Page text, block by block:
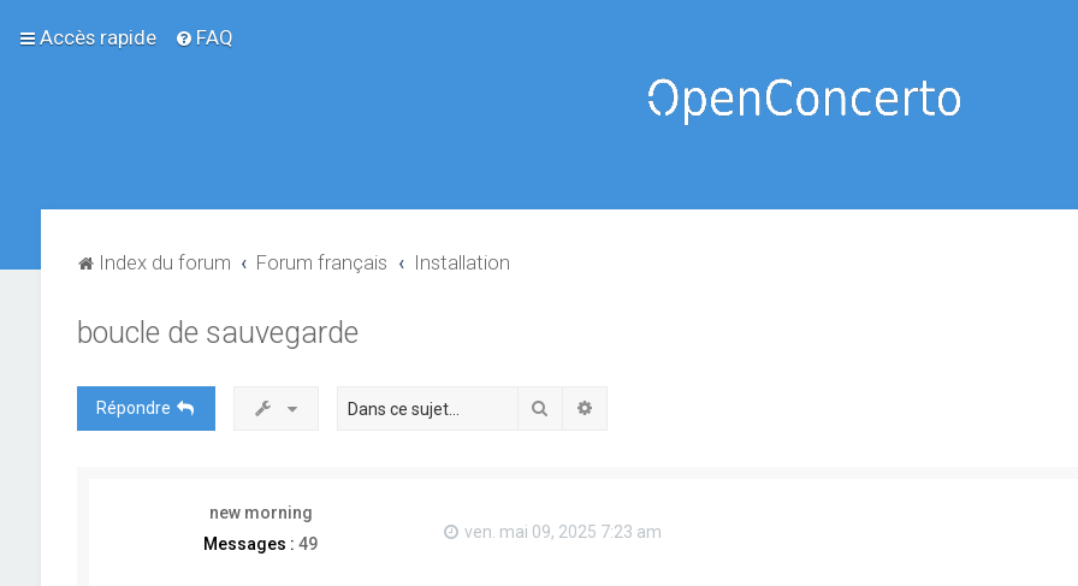
Accès rapide FAQ
Index du forum Forum français Installation
boucle de sauvegarde
Répondre Rechercher
new morning
Messages : 49
ven. mai 09, 2025 7:23 am